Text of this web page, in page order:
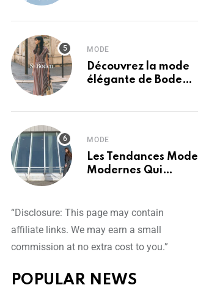
MODE
Découvrez la mode
élégante de Boden
MODE
Les Tendances Mode
Modernes Qui
“Disclosure: This page may contain
affiliate links. We may earn a small
commission at no extra cost to you.”
POPULAR NEWS